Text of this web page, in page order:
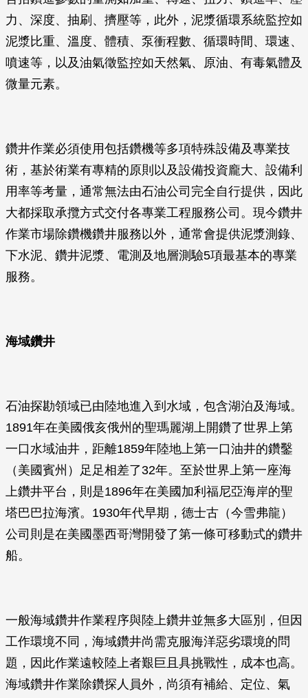
力、深度、抽刷、擠壓等，此外，泥漿循環系統監控如
泥漿比重、溫度、體積、泵衝程數、循環時間、環速、
噴速等，以及油氣徵監控如天然氣、原油、有毒氣體及
微量元素。
鑽井作業必須使用包括鑽機等多項特殊設備及專業技
術，基於術業有專精的原則以及設備投資龐大、設備利
用率等考量，通常無法由石油公司完全自行提供，因此
大都採取承攬方式交付各專業工程服務公司。現今鑽井
作業市場除鑽機鑽井服務以外，通常會提供泥漿測錄、
下水泥、鑽井泥漿、電測及地層測驗5項最基本的專業
服務。
海域鑽井
石油探勘領域已由陸地進入到水域，包含湖泊及海域。
1891年在美國俄亥俄州的聖瑪麗湖上開鑽了世界上第
一口水域油井，距離1859年陸地上第一口油井的鑽鑿
（美國賓州）足足相差了32年。至於世界上第一座海
上鑽井平台，則是1896年在美國加利福尼亞海岸的聖
塔巴巴拉海濱。1930年代早期，德士古（今雪弗龍）
公司則是在美國墨西哥灣開發了第一條可移動式的鑽井
船。
一般海域鑽井作業程序與陸上鑽井並無多大區別，但因
工作環境不同，海域鑽井尚需克服海洋惡劣環境的問
題，因此作業遠較陸上者艱巨且具挑戰性，成本也高。
海域鑽井作業除鑽探人員外，尚須有補給、定位、氣